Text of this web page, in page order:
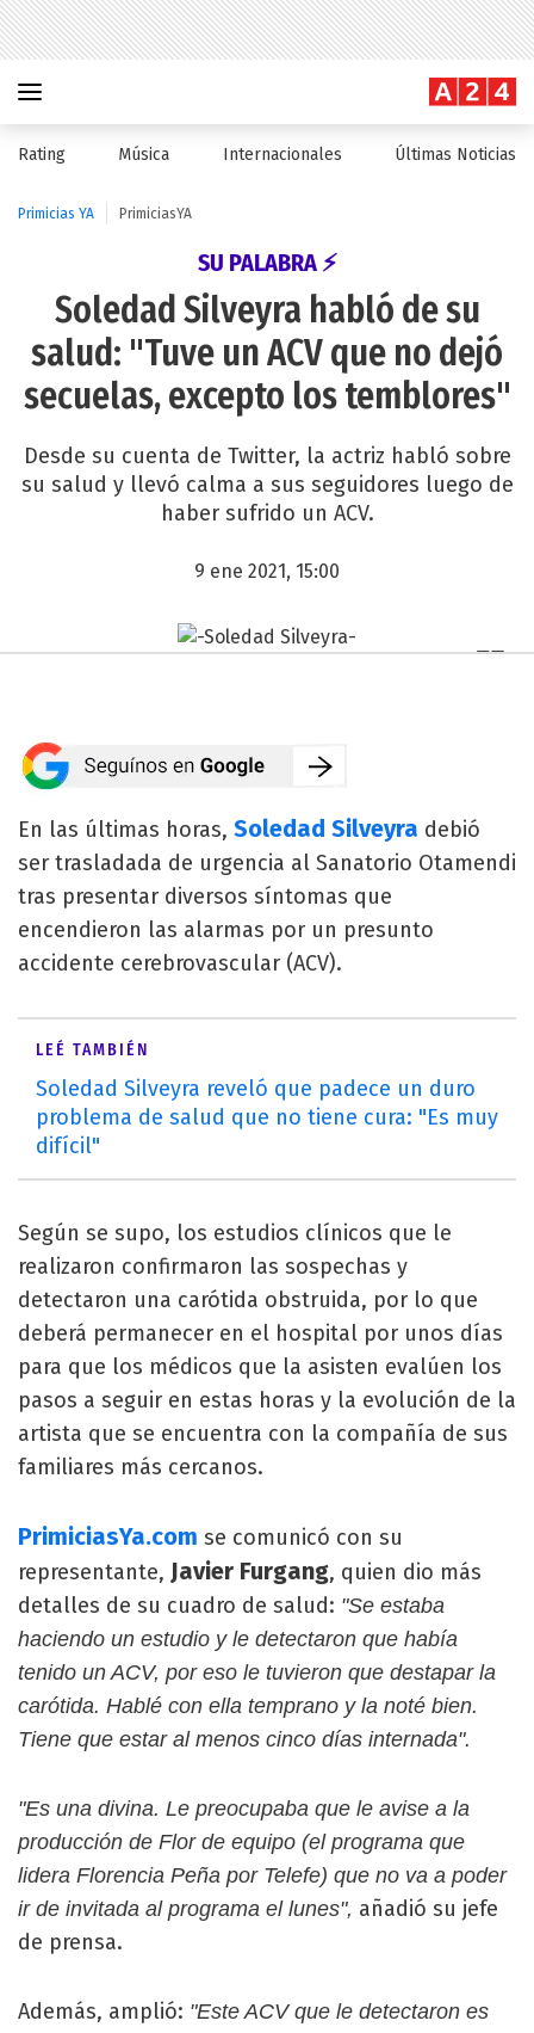
Rating Música Internacionales Últimas Noticias
Primicias YA PrimiciasYA
SU PALABRA ⚡
Soledad Silveyra habló de su
salud: "Tuve un ACV que no dejó
secuelas, excepto los temblores"
Desde su cuenta de Twitter, la actriz habló sobre
su salud y llevó calma a sus seguidores luego de
haber sufrido un ACV.
9 ene 2021, 15:00
En las últimas horas, Soledad Silveyra debió
ser trasladada de urgencia al Sanatorio Otamendi
tras presentar diversos síntomas que
encendieron las alarmas por un presunto
accidente cerebrovascular (ACV).
LEÉ TAMBIÉN
Soledad Silveyra reveló que padece un duro
problema de salud que no tiene cura: "Es muy
difícil"
Según se supo, los estudios clínicos que le
realizaron confirmaron las sospechas y
detectaron una carótida obstruida, por lo que
deberá permanecer en el hospital por unos días
para que los médicos que la asisten evalúen los
pasos a seguir en estas horas y la evolución de la
artista que se encuentra con la compañía de sus
familiares más cercanos.
PrimiciasYa.com se comunicó con su
representante, Javier Furgang, quien dio más
detalles de su cuadro de salud: "Se estaba
haciendo un estudio y le detectaron que había
tenido un ACV, por eso le tuvieron que destapar la
carótida. Hablé con ella temprano y la noté bien.
Tiene que estar al menos cinco días internada".
"Es una divina. Le preocupaba que le avise a la
producción de Flor de equipo (el programa que
lidera Florencia Peña por Telefe) que no va a poder
ir de invitada al programa el lunes", añadió su jefe
de prensa.
Además, amplió: "Este ACV que le detectaron es